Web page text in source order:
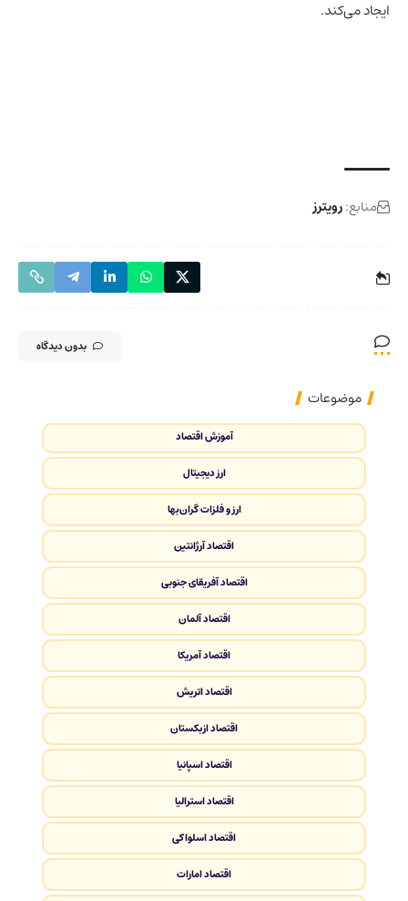
ایجاد می‌کند.
منابع:رویترز
بدون دیدگاه
موضوعات
آموزش اقتصاد
ارز دیجیتال
ارز و فلزات گران‌بها
اقتصاد آرژانتین
اقتصاد آفریقای جنوبی
اقتصاد آلمان
اقتصاد آمریکا
اقتصاد اتریش
اقتصاد ازبکستان
اقتصاد اسپانیا
اقتصاد استرالیا
اقتصاد اسلواکی
اقتصاد امارات